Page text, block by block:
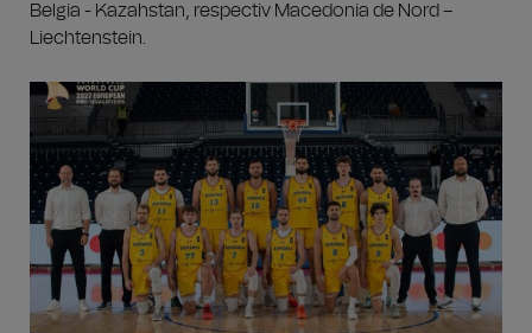
Belgia - Kazahstan, respectiv Macedonia de Nord –
Liechtenstein.